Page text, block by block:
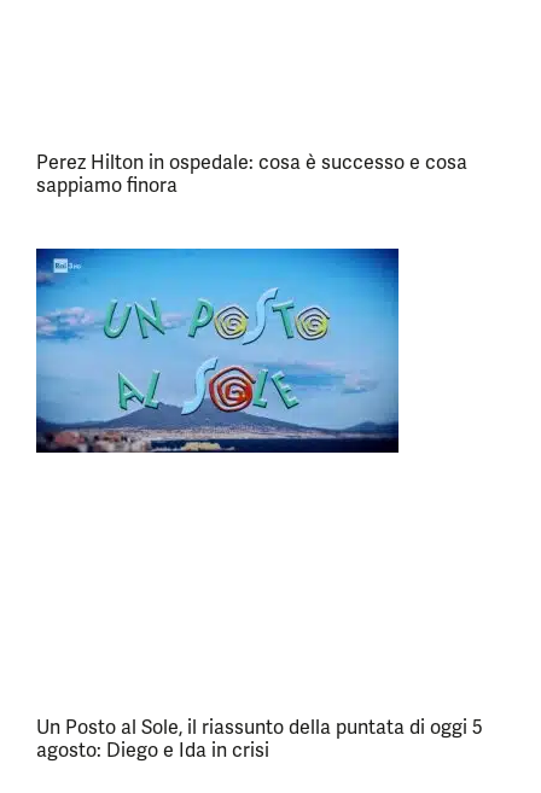
Perez Hilton in ospedale: cosa è successo e cosa
sappiamo finora
Un Posto al Sole, il riassunto della puntata di oggi 5
agosto: Diego e Ida in crisi